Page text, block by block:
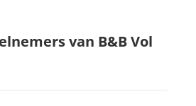
van B&B Vol